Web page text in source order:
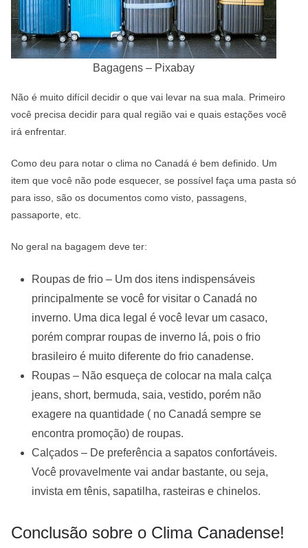
Bagagens – Pixabay
Não é muito difícil decidir o que vai levar na sua mala. Primeiro
você precisa decidir para qual região vai e quais estações você
irá enfrentar.
Como deu para notar o clima no Canadá é bem definido. Um
item que você não pode esquecer, se possível faça uma pasta só
para isso, são os documentos como visto, passagens,
passaporte, etc.
No geral na bagagem deve ter:
Roupas de frio – Um dos itens indispensáveis
principalmente se você for visitar o Canadá no
inverno. Uma dica legal é você levar um casaco,
porém comprar roupas de inverno lá, pois o frio
brasileiro é muito diferente do frio canadense.
Roupas – Não esqueça de colocar na mala calça
jeans, short, bermuda, saia, vestido, porém não
exagere na quantidade ( no Canadá sempre se
encontra promoção) de roupas.
Calçados – De preferência a sapatos confortáveis.
Você provavelmente vai andar bastante, ou seja,
invista em tênis, sapatilha, rasteiras e chinelos.
Conclusão sobre o Clima Canadense!